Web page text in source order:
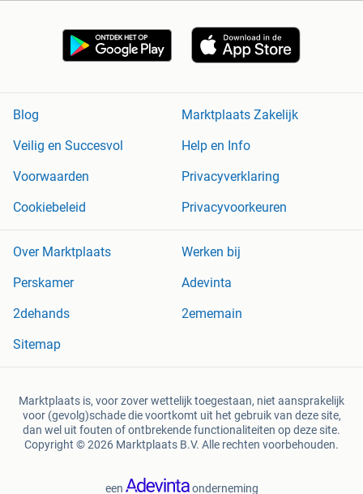
Blog
Marktplaats Zakelijk
Veilig en Succesvol
Help en Info
Voorwaarden
Privacyverklaring
Cookiebeleid
Privacyvoorkeuren
Over Marktplaats
Werken bij
Perskamer
Adevinta
2dehands
2ememain
Sitemap
Marktplaats is, voor zover wettelijk toegestaan, niet aansprakelijk
voor (gevolg)schade die voortkomt uit het gebruik van deze site,
dan wel uit fouten of ontbrekende functionaliteiten op deze site.
Copyright © 2026 Marktplaats B.V. Alle rechten voorbehouden.
een onderneming